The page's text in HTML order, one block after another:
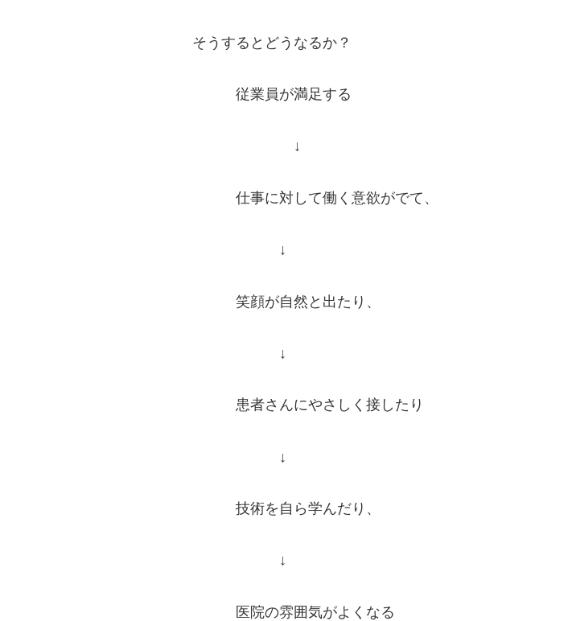
そうするとどうなるか？
従業員が満足する
↓
仕事に対して働く意欲がでて、
↓
笑顔が自然と出たり、
↓
患者さんにやさしく接したり
↓
技術を自ら学んだり、
↓
医院の雰囲気がよくなる